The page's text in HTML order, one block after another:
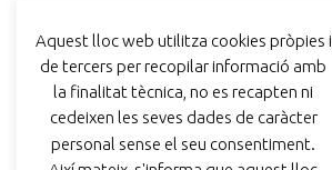
Aquest lloc web utilitza cookies pròpies i
de tercers per recopilar informació amb
la finalitat tècnica, no es recapten ni
cedeixen les seves dades de caràcter
personal sense el seu consentiment.